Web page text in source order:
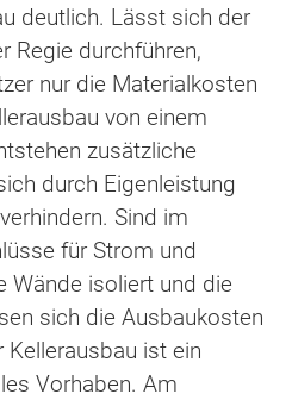
deutlich. Lässt sich der
Regie durchführen,
nur die Materialkosten
von einem
zusätzliche
durch Eigenleistung
Sind im
für Strom und
Wände isoliert und die
sich die Ausbaukosten
ist ein
Vorhaben. Am